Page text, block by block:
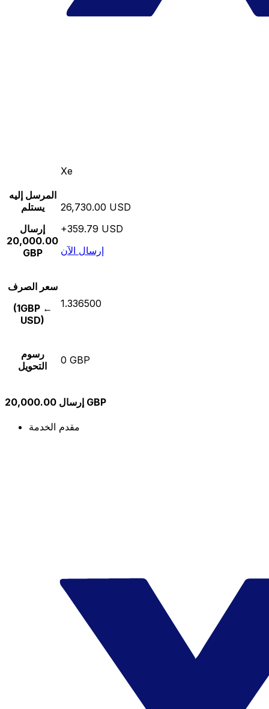
Xe
المرسل إليه
يستلم
إرسال
20,000.00
GBP
26,730.00 USD
+359.79 USD
إرسال الآن
سعر الصرف
(1GBP ←
USD)
1.336500
رسوم
التحويل
0 GBP
إرسال 20,000.00 GBP
مقدم الخدمة